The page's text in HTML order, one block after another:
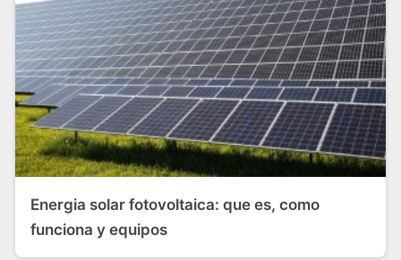
Energia solar fotovoltaica: que es, como
funciona y equipos